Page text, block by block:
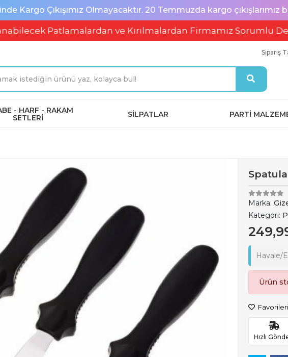
Kargo Çıkışımız Olmayacaktır. 20 Temmuzda kargo çıkışlarımız
Patlamalardan ve Kırılmalardan Firmamız Sorumlu Değildir
Sipariş
- HARF - RAKAM
SETLERİ
SİLPATLAR PARTİ
Marka:
Kategori:
Havale/
Ürün
Hızlı